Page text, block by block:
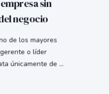
sin
negocio
de los mayores
o líder
únicamente de ...